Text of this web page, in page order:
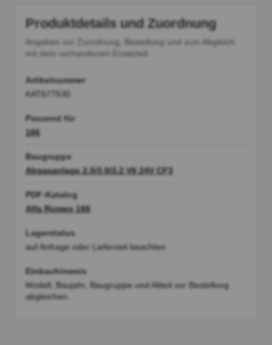
Produktdetails und Zuordnung
Angaben zur Zuordnung, Bestellung und zum Abgleich
mit dem vorhandenen Ersatzteil.
Artikelnummer
KAT677530
Passend für
166
Baugruppe
Abgasanlage 2.5/3.0/3.2 V6 24V CF3
PDF-Katalog
Alfa Romeo 166
Lagerstatus
auf Anfrage oder Lieferzeit beachten
Einbauhinweis
Modell, Baujahr, Baugruppe und Altteil vor Bestellung
abgleichen.